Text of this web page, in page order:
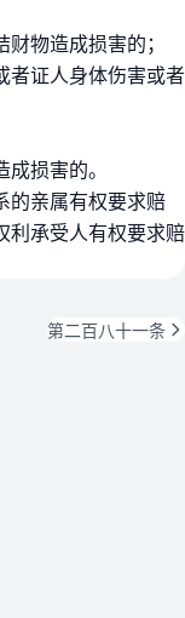
物造成损害的；
者证人身体伤害或者
损害的。
的亲属有权要求赔
利承受人有权要求赔
第二百八十一条